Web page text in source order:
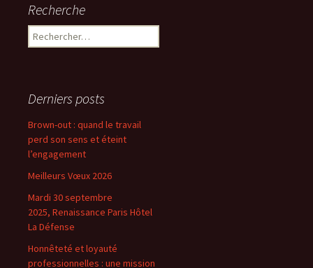
Recherche
Rechercher :
Derniers posts
Brown-out : quand le travail
perd son sens et éteint
l’engagement
Meilleurs Vœux 2026
Mardi 30 septembre
2025, Renaissance Paris Hôtel
La Défense
Honnêteté et loyauté
professionnelles : une mission